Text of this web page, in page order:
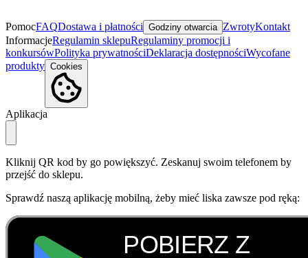
PomocFAQDostawa i płatności Godziny otwarcia ZwrotyKontakt
InformacjeRegulamin sklepuRegulaminy promocji i
konkursówPolityka prywatnościDeklaracja dostępnościWycofane
produkty Cookies
Aplikacja
Kliknij QR kod by go powiększyć. Zeskanuj swoim telefonem by
przejść do sklepu.
Sprawdź naszą aplikację mobilną, żeby mieć liska zawsze pod ręką: